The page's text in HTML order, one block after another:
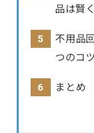
品は賢
不用品
つのコツ
まとめ